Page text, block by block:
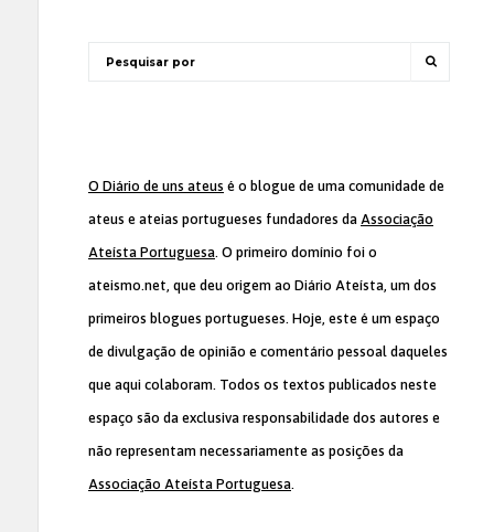
O Diário de uns ateus é o blogue de uma comunidade de
ateus e ateias portugueses fundadores da Associação
Ateísta Portuguesa. O primeiro domínio foi o
ateismo.net, que deu origem ao Diário Ateísta, um dos
primeiros blogues portugueses. Hoje, este é um espaço
de divulgação de opinião e comentário pessoal daqueles
que aqui colaboram. Todos os textos publicados neste
espaço são da exclusiva responsabilidade dos autores e
não representam necessariamente as posições da
Associação Ateísta Portuguesa.